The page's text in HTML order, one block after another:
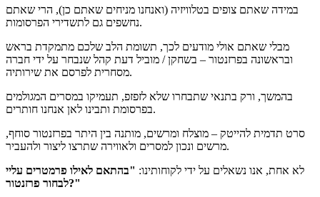
במידה שאתם צופים בטלוויזיה (ואנחנו מניחים שאתם כן), הרי שאתם
נחשפים גם לתשדירי הפרסומות.
מבלי שאתם אולי מודעים לכך, תשומת הלב שלכם מתמקדת בראש
ובראשונה בפרזנטור – בשחקן / מוביל דעת קהל שנבחר על ידי חברה
מסחרית לפרסם את שירותיה.
בהמשך, ורק בתנאי שתבחרו שלא לזפזפ, תעמיקו במסרים המגולמים
בפרסומת ותבינו לאן אנחנו חותרים.
סרט תדמית להייטק – מוצלח ומרשים, מותנה בין היתר בפרזנטור סוחף,
מרשים ונכון למסרים ולאווירה שתרצו ליצור ולהעביר.
לא אחת, אנו נשאלים על ידי לקוחותינו: "בהתאם לאילו פרמטרים עליי
לבחור פרזנטור?"